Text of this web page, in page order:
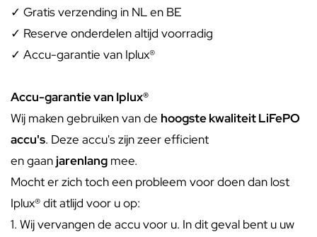
✓ Gratis verzending in NL en BE
✓ Reserve onderdelen altijd voorradig
✓ Accu-garantie van Iplux®
Accu-garantie van Iplux®
Wij maken gebruiken van de hoogste kwaliteit LiFePO
accu's. Deze accu's zijn zeer efficient
en gaanjarenlang mee.
Mocht er zich toch een probleem voor doen dan lost
Iplux® dit atlijd voor u op:
1. Wij vervangen de accu voor u. In dit geval bent u uw